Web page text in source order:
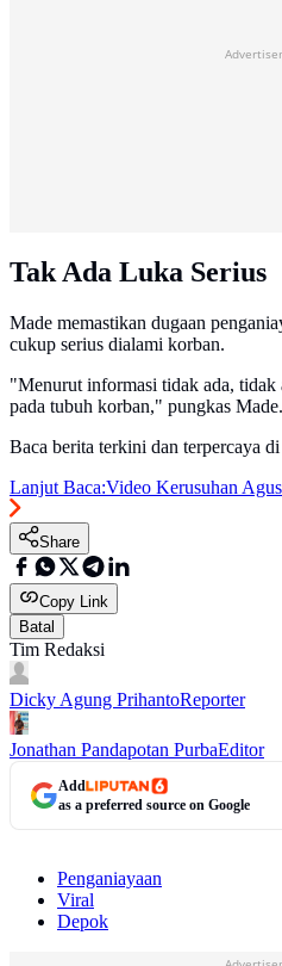
Tak Ada Luka Serius
Made memastikan dugaan
cukup serius dialami korban.
"Menurut informasi tidak ada, tidak
pada tubuh korban," pungkas Made.
Baca berita terkini dan terpercaya di
Lanjut Baca:Video Kerusuhan
Share
Copy Link
Batal
Tim Redaksi
Dicky Agung PrihantoReporter
Jonathan Pandapotan PurbaEditor
Add
as a preferred source on Google
Penganiayaan
Viral
Depok